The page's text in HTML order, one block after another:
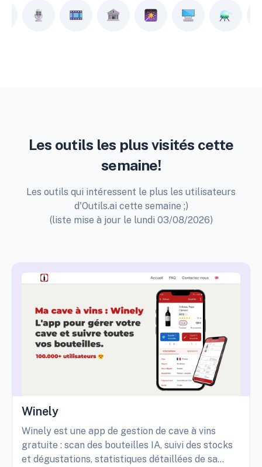
Les outils les plus visités cette
semaine!
Les outils qui intéressent le plus les utilisateurs
d'Outils.ai cette semaine ;)
(liste mise à jour le lundi 03/08/2026)
Winely
Winely est une app de gestion de cave à vins
gratuite : scan des bouteilles IA, suivi des stocks
et dégustations, statistiques détaillées de sa